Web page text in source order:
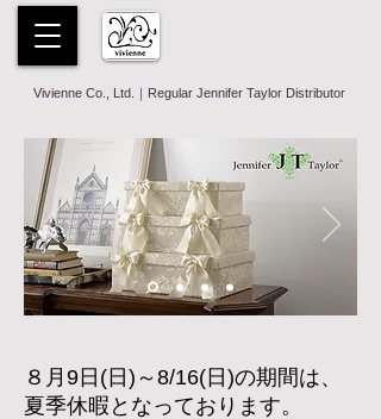
Vivienne Co., Ltd.｜Regular Jennifer Taylor Distributor
​８月9日(日)～8/16(日)の期間は、
夏季休暇となっております。